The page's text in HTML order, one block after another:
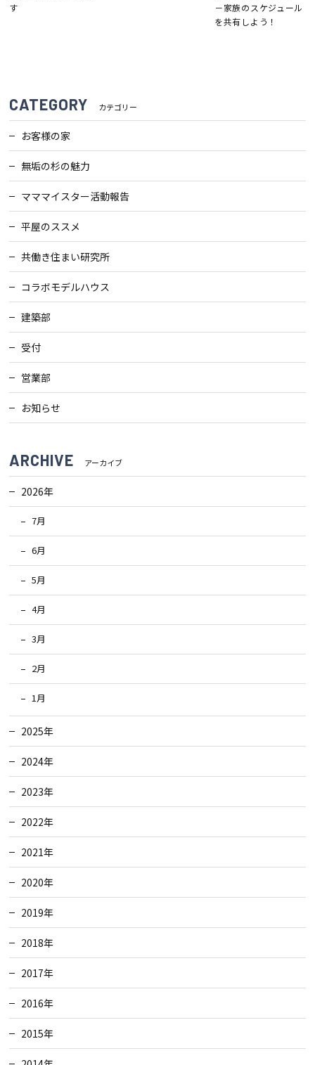
お客様の声
会社案内
経営理念・
会社案内
KATSUMIの
取り組み
採用情報
家づくりサポート
家づくりの資金計画
設計・施工品質管理
検査・アフターメンテナンス
家づくりのスケジュール
よくあるご質問
スタッフブログ ZEH普及目標
プライバシー
ポリシー
シー
す
－家族のスケジュール
を共有しよう！
CATEGORY カテゴリー
お客様の家
無垢の杉の魅力
マママイスター活動報告
平屋のススメ
共働き住まい研究所
コラボモデルハウス
建築部
受付
営業部
お知らせ
ARCHIVE アーカイブ
2026年
7月
6月
5月
4月
3月
2月
1月
2025年
2024年
2023年
2022年
2021年
2020年
2019年
2018年
2017年
2016年
2015年